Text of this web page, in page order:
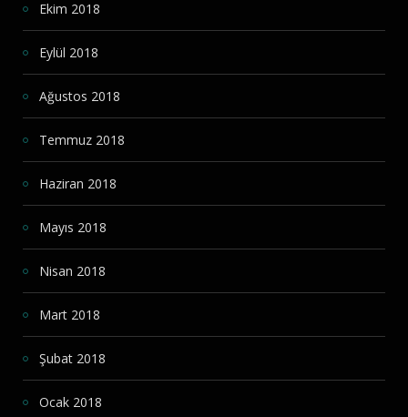
Ekim 2018
Eylül 2018
Ağustos 2018
Temmuz 2018
Haziran 2018
Mayıs 2018
Nisan 2018
Mart 2018
Şubat 2018
Ocak 2018